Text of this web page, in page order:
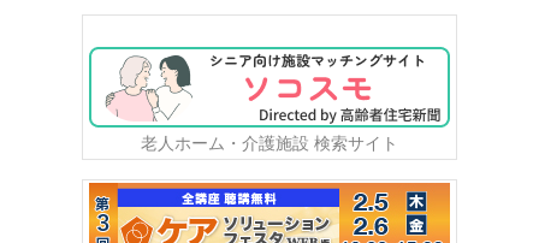
老人ホーム・介護施設 検索サイト